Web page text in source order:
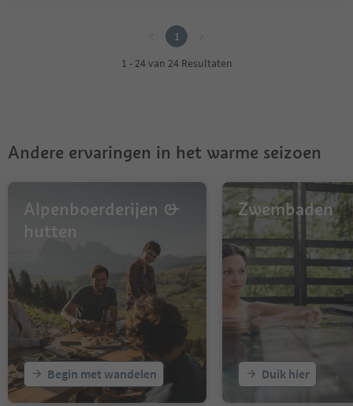
1
1 - 24 van 24 Resultaten
Andere ervaringen in het warme seizoen
Alpenboerderijen &
hutten
Begin met wandelen
Zwembaden
Duik hier